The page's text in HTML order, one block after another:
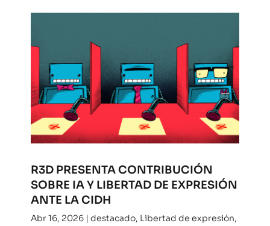
R3D PRESENTA CONTRIBUCIÓN
SOBRE IA Y LIBERTAD DE EXPRESIÓN
ANTE LA CIDH
Abr 16, 2026| destacado, Libertad de expresión,